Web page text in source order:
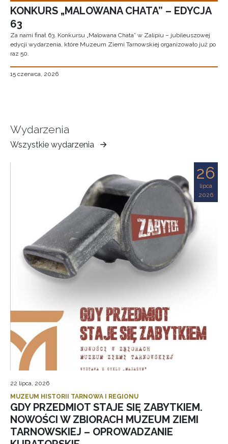
KONKURS „MALOWANA CHATA” – EDYCJA
63
Za nami finał 63. Konkursu „Malowana Chata” w Zalipiu – jubileuszowej
edycji wydarzenia, które Muzeum Ziemi Tarnowskiej organizowało już po
raz 50.
15 czerwca, 2026
Wydarzenia
Wszystkie wydarzenia
Muzeum
Ziemi
26
lipca
2026
22 lipca, 2026
MUZEUM HISTORII TARNOWA I REGIONU
GDY PRZEDMIOT STAJE SIĘ ZABYTKIEM.
NOWOŚCI W ZBIORACH MUZEUM ZIEMI
TARNOWSKIEJ – OPROWADZANIE